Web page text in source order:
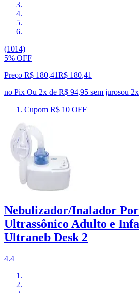
(1014)
5% OFF
Preço R$ 180,41R$ 180,41
no Pix Ou 2x de R$ 94,95 sem jurosou 2
Cupom R$ 10 OFF
Nebulizador/Inalador
Ultrassônico Adulto e
Ultraneb Desk 2
4.4